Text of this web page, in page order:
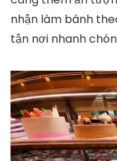
nhận làm bánh
tận nơi nhanh